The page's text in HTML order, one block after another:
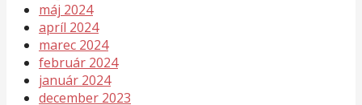
máj 2024
apríl 2024
marec 2024
február 2024
január 2024
december 2023